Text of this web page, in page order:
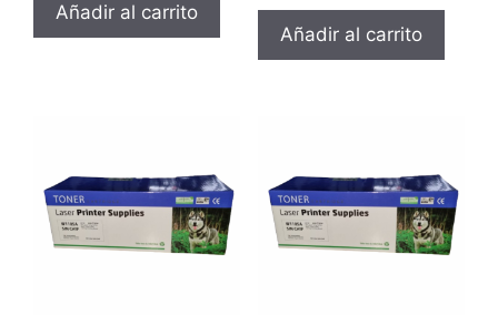
Añadir al carrito
Añadir al carrito